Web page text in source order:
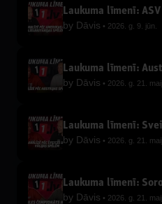
Laukuma līmenī:
by Dāvis 2026. g. 9. jūn.
Laukuma līmenī:
by Dāvis 2026. g. 21.
Laukuma līmenī:
by Dāvis 2026. g. 21.
Laukuma līmenī:
by Dāvis 2026. g. 21.